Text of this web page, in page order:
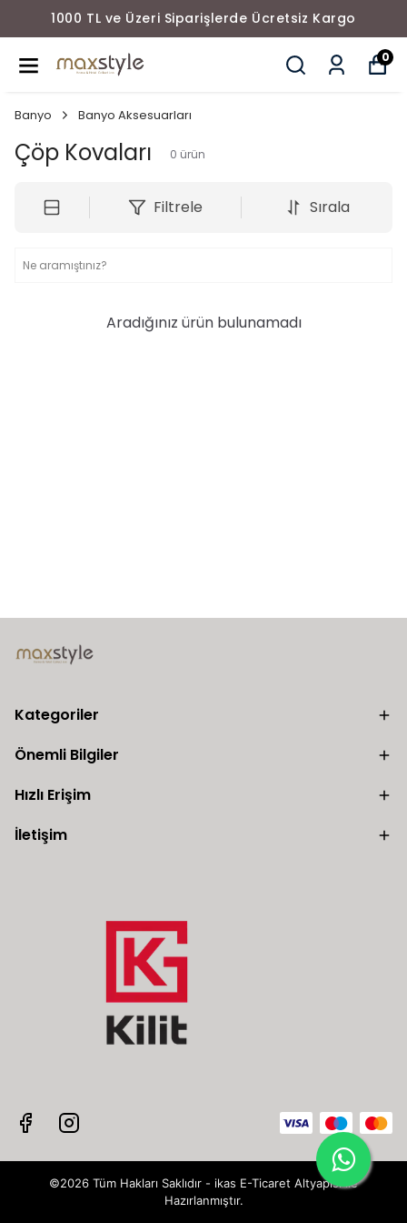
Ücretsiz Kargo 1000 TL ve Üzeri
0
Banyo Banyo Aksesuarları
Çöp Kovaları 0 ürün
Filtrele Sırala
Aradığınız ürün bulunamadı
Kategoriler
Önemli Bilgiler
Hızlı Erişim
İletişim
©2026 Tüm Hakları Saklıdır - ikas E-Ticaret Altyapısı ile
Hazırlanmıştır.